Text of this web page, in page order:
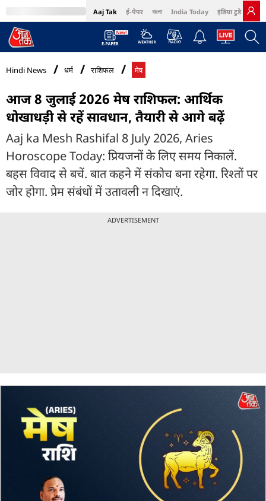
Aaj Tak ई-पेपर বাংলা India Today इंडिया टुडे हिंदी
MumbaiTak Cosmopolitan Harper's Bazaar Northeast
Hindi News धर्म राशिफल मेष
आज 8 जुलाई 2026 मेष राशिफल: आर्थिक
धोखाधड़ी से रहें सावधान, तैयारी से आगे बढ़ें
Aaj ka Mesh Rashifal 8 July 2026, Aries
Horoscope Today: प्रियजनों के लिए समय निकालें.
बहस विवाद से बचें. बात कहने में संकोच बना रहेगा. रिश्तों पर
जोर होगा. प्रेम संबंधों में उतावली न दिखाएं.
ADVERTISEMENT